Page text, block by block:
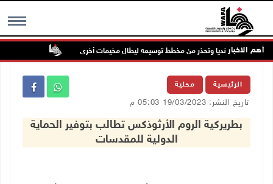
MENU أهم الاخبار
على مخيم قلنديا وتحذر من مخطط توسيعه ليطال مخيمات أخرى
الرئيسية محلية
تاريخ النشر: 19/03/2023 05:03 م
بطريركية الروم الأرثوذكس تطالب بتوفير الحماية
الدولية للمقدسات